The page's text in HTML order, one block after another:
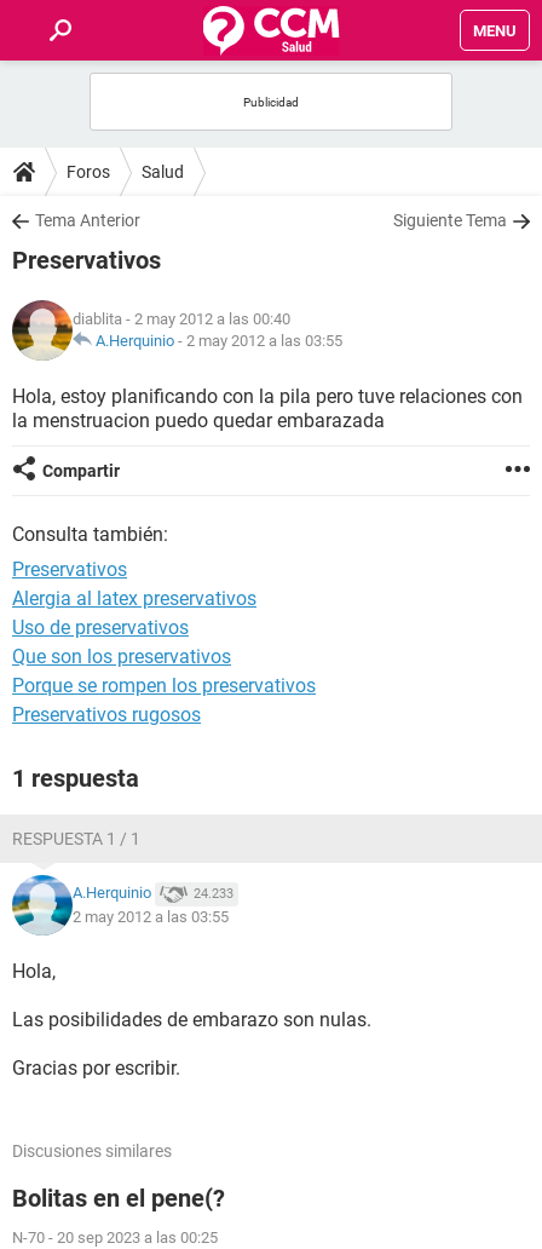
MENU
FOROS
SALUD
NUTRICIÓN
BIENESTAR
SEXUALIDAD
GLOSARIO
Foros Salud
Tema Anterior Siguiente Tema
Preservativos
diablita - 2 may 2012 a las 00:40
A.Herquinio - 2 may 2012 a las 03:55
Hola, estoy planificando con la pila pero tuve relaciones con
la menstruacion puedo quedar embarazada
Compartir
Consulta también:
Preservativos
Alergia al latex preservativos
Uso de preservativos
Que son los preservativos
Porque se rompen los preservativos
Preservativos rugosos
1 respuesta
RESPUESTA 1 / 1
A.Herquinio 24.233
2 may 2012 a las 03:55
Hola,
Las posibilidades de embarazo son nulas.
Gracias por escribir.
Discusiones similares
Bolitas en el pene(?
N-70 - 20 sep 2023 a las 00:25